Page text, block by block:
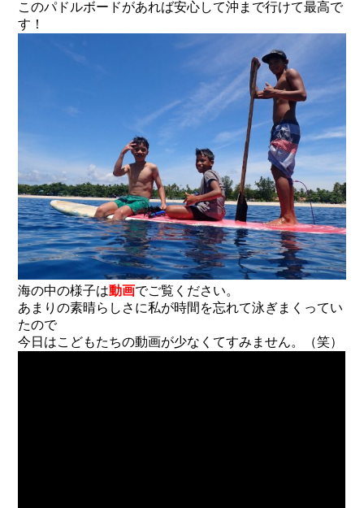
このパドルボードがあれば安心して沖まで行けて最高で
す！
海の中の様子は動画でご覧ください。
あまりの素晴らしさに私が時間を忘れて泳ぎまくってい
たので
今日はこどもたちの動画が少なくてすみません。（笑）